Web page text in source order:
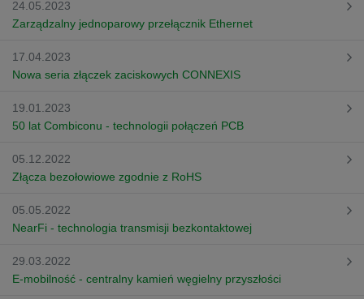
24.05.2023
Zarządzalny jednoparowy przełącznik Ethernet
17.04.2023
Nowa seria złączek zaciskowych CONNEXIS
19.01.2023
50 lat Combiconu - technologii połączeń PCB
05.12.2022
Złącza bezołowiowe zgodnie z RoHS
05.05.2022
NearFi - technologia transmisji bezkontaktowej
29.03.2022
E-mobilność - centralny kamień węgielny przyszłości